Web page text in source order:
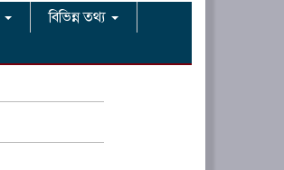
বিভিন্ন তথ্য